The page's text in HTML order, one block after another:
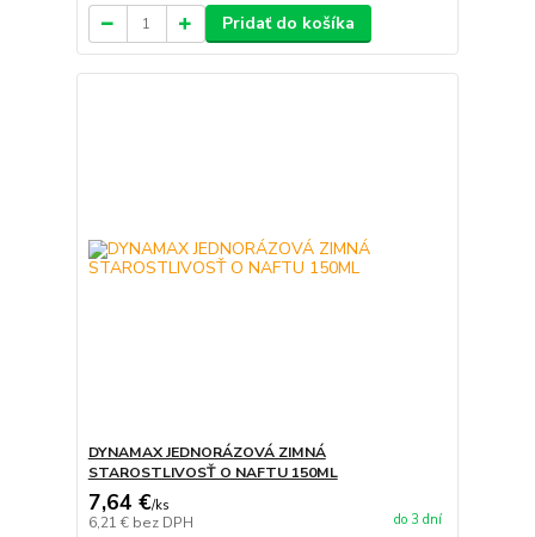
Pridať do košíka
DYNAMAX JEDNORÁZOVÁ ZIMNÁ
STAROSTLIVOSŤ O NAFTU 150ML
7,64 €/ks
6,21 € bez DPH do 3 dní